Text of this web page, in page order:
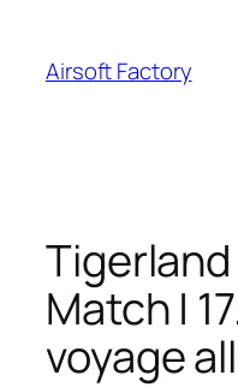
contenu
Airsoft Factory
Match |
voyage